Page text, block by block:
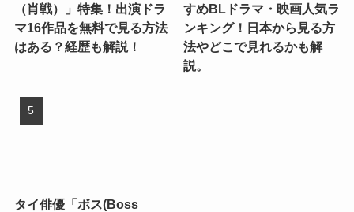
（肖戦）」特集！出演ドラ
マ16作品を無料で見る方法
はある？経歴も解説！
すめBLドラマ・映画人気ラ
ンキング！日本から見る方
法やどこで見れるかも解
説。
タイ俳優「ボス(Boss